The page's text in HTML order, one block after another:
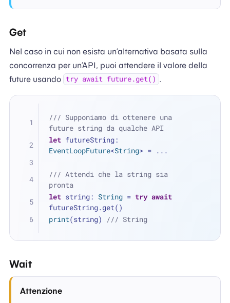
Get
Nel caso in cui non esista un’alternativa basata sulla
concorrenza per un’API, puoi attendere il valore della
future usando try await future.get() .
/// Supponiamo di ottenere una
future string da qualche API
let
EventLoopFuture<String> = ...
/// Attendi che la string sia
pronta
let string: String = try await
futureString.get()
print(string) /// String
Wait
Attenzione